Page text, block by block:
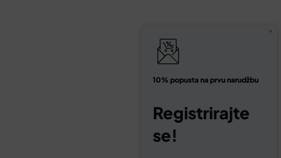
10% popusta na prvu narudžbu
Registrirajte
se!